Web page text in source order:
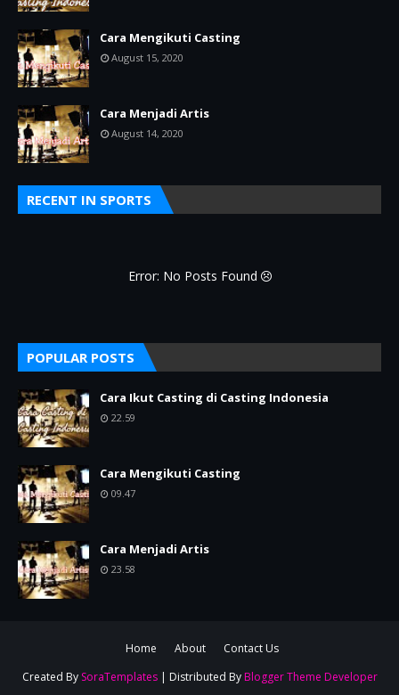
Cara Mengikuti Casting
August 15, 2020
Cara Menjadi Artis
August 14, 2020
RECENT IN SPORTS
Error: No Posts Found
POPULAR POSTS
Cara Ikut Casting di Casting Indonesia
22.59
Cara Mengikuti Casting
09.47
Cara Menjadi Artis
23.58
Home About
Contact Us
Created By SoraTemplates| Distributed By Blogger Theme Developer